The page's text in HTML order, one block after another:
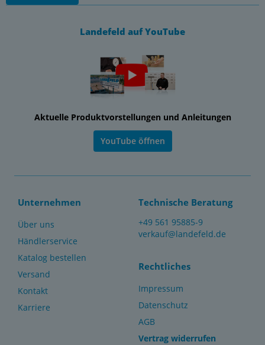
Landefeld auf YouTube
Aktuelle Produktvorstellungen und Anleitungen
YouTube öffnen
Unternehmen
Über uns
Händlerservice
Katalog bestellen
Versand
Kontakt
Karriere
Technische Beratung
+49 561 95885-9
verkauf@landefeld.de
Rechtliches
Impressum
Datenschutz
AGB
Vertrag widerrufen